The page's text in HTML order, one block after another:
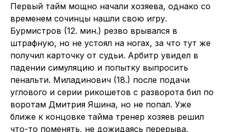
Первый тайм мощно начали хозяева, однако со
временем сочинцы нашли свою игру.
Бурмистров (12. мин.) резво врывался в
штрафную, но не устоял на ногах, за что тут же
получил карточку от судьи. Арбитр увидел в
падении симуляцию и попытку выпросить
пенальти. Миладинович (18.) после подачи
углового и серии рикошетов с разворота бил по
воротам Дмитрия Яшина, но не попал. Уже
ближе к концовке тайма тренер хозяев решил
что-то поменять, не дожидаясь перерыва.